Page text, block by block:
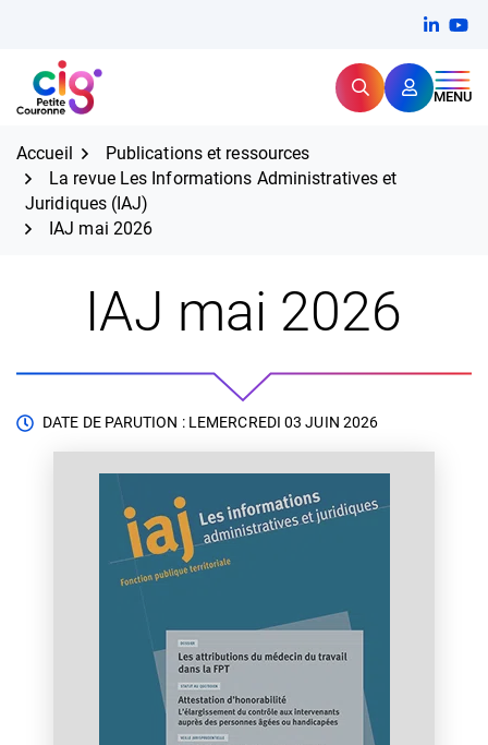
contenu
CIG Petite Couronne RechercherMENU
Expertise et proximité pour
Accueil
Publications et ressources
La revue Les Informations Administratives et
Juridiques (IAJ)
IAJ mai 2026
IAJ mai 2026
DATE DE PARUTION : LEMERCREDI 03 JUIN 2026